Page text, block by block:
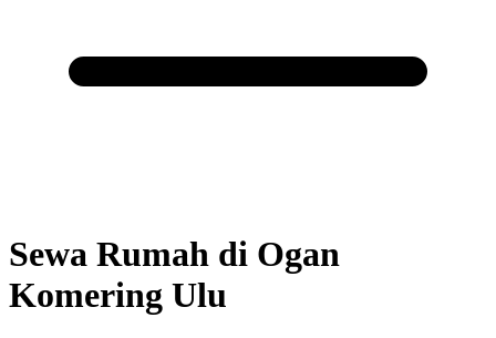
Sewa Rumah di Ogan
Komering Ulu